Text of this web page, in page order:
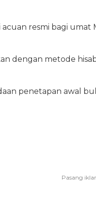
acuan resmi bagi
dengan metode
penetapan awal